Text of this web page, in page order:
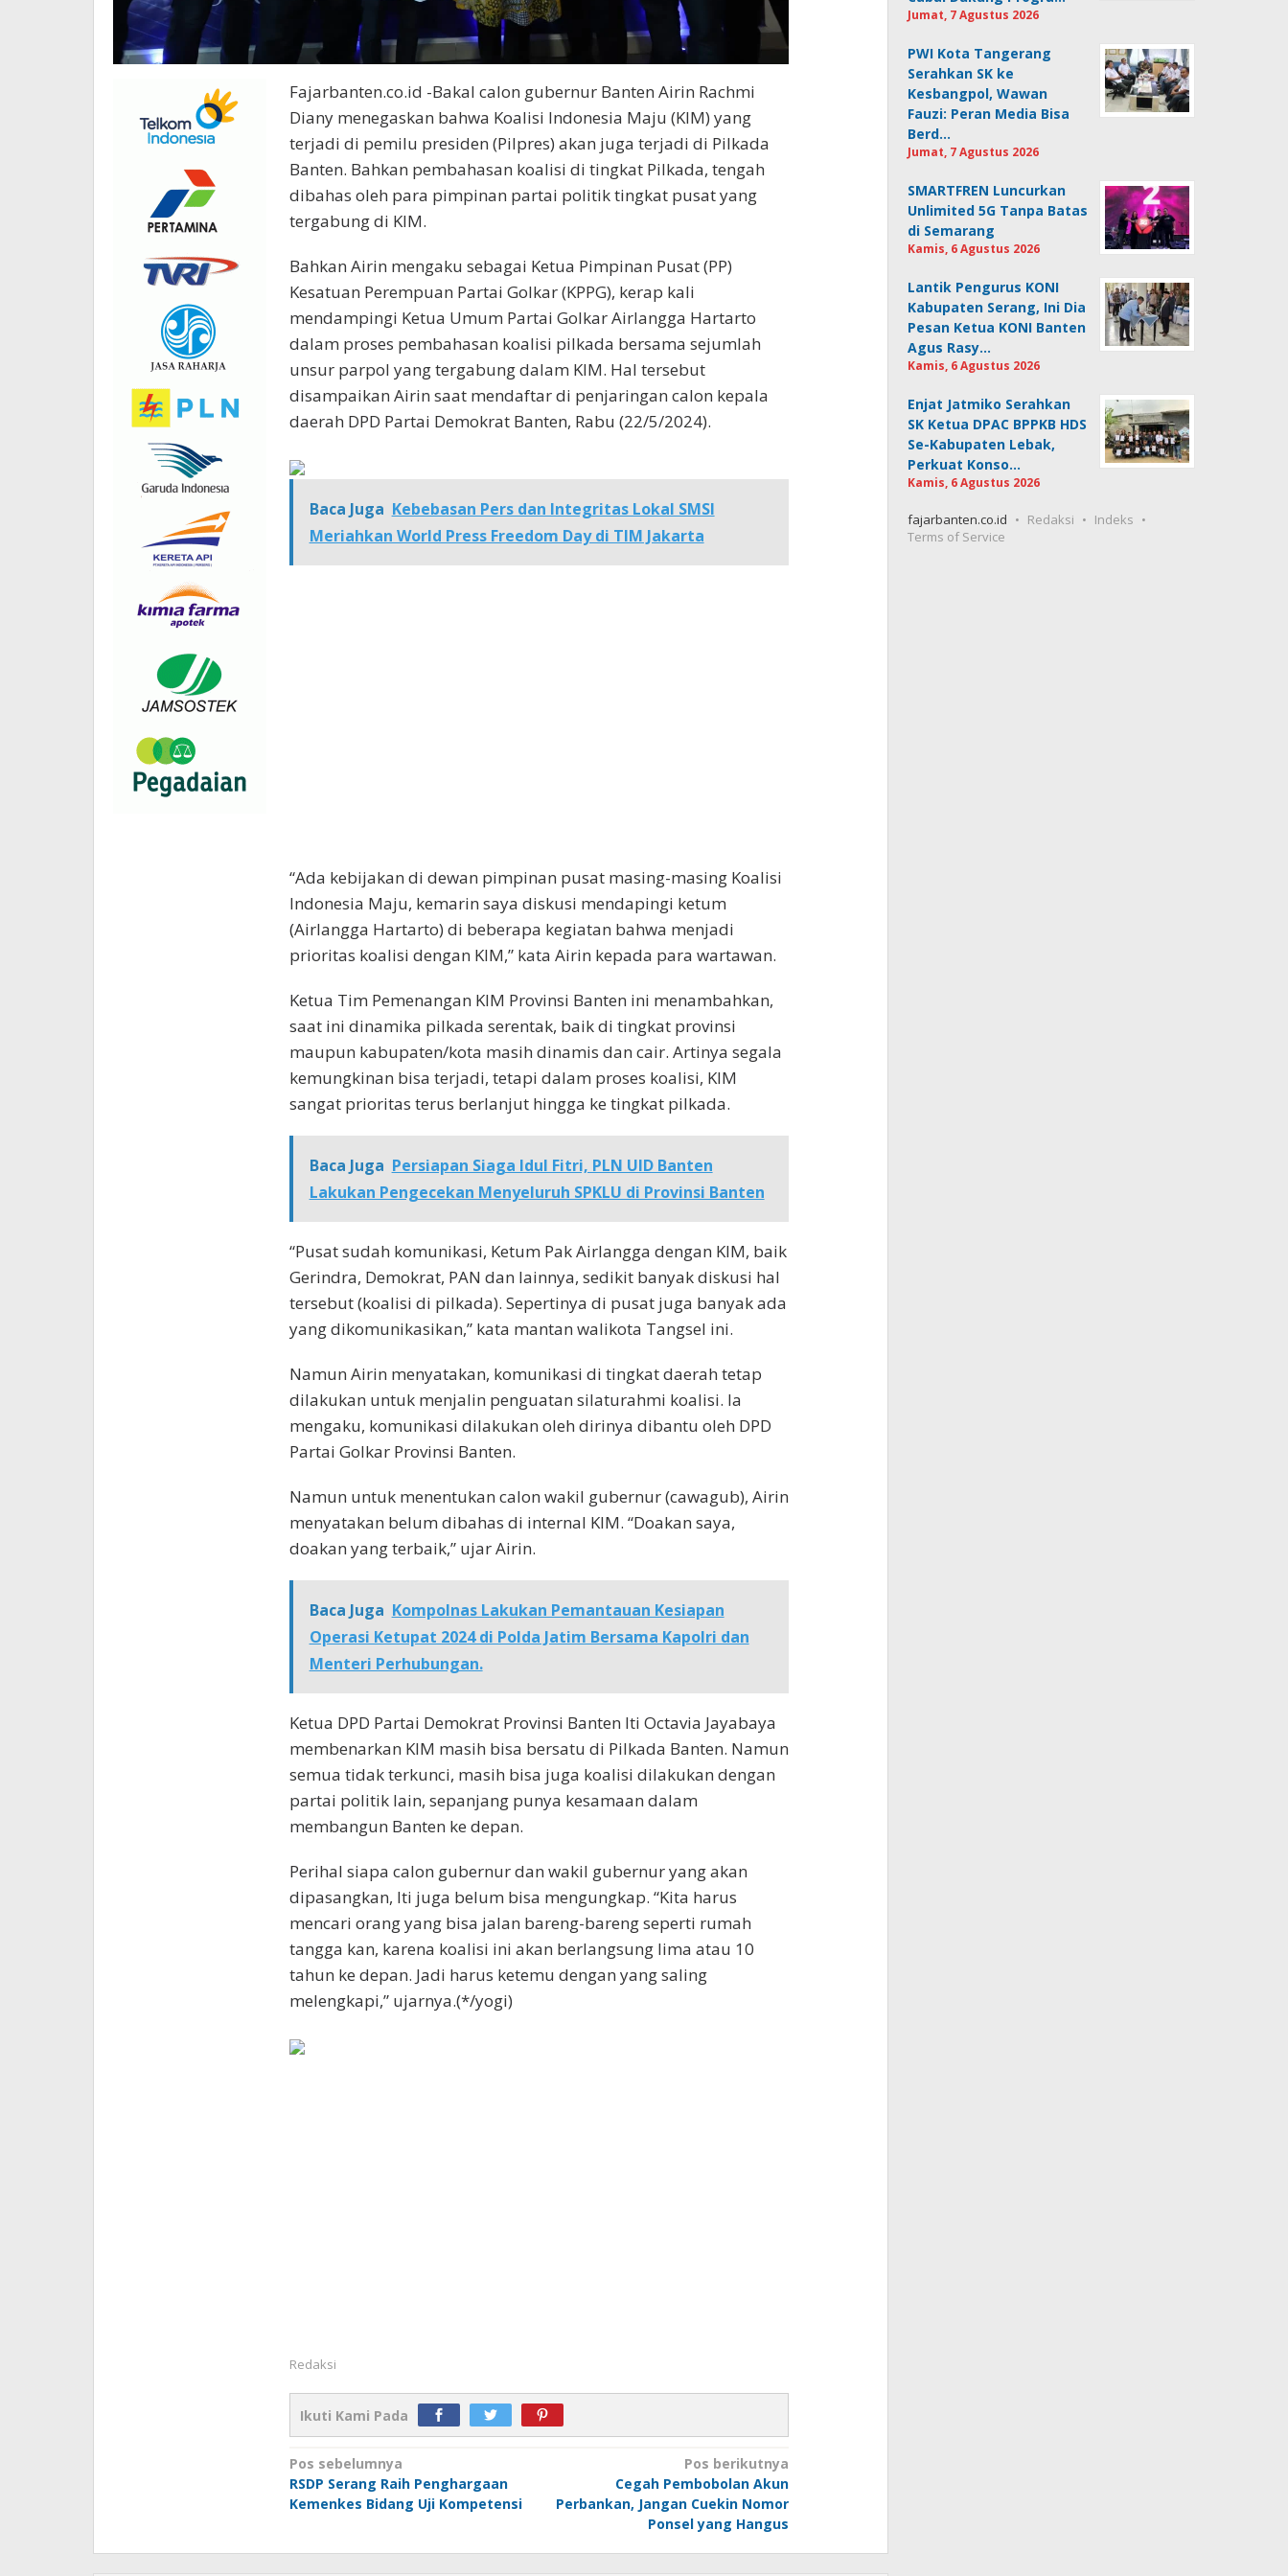
Fajarbanten.co.id -Bakal calon gubernur Banten Airin Rachmi
Diany menegaskan bahwa Koalisi Indonesia Maju (KIM) yang
terjadi di pemilu presiden (Pilpres) akan juga terjadi di Pilkada
Banten. Bahkan pembahasan koalisi di tingkat Pilkada, tengah
dibahas oleh para pimpinan partai politik tingkat pusat yang
tergabung di KIM.
Bahkan Airin mengaku sebagai Ketua Pimpinan Pusat (PP)
Kesatuan Perempuan Partai Golkar (KPPG), kerap kali
mendampingi Ketua Umum Partai Golkar Airlangga Hartarto
dalam proses pembahasan koalisi pilkada bersama sejumlah
unsur parpol yang tergabung dalam KIM. Hal tersebut
disampaikan Airin saat mendaftar di penjaringan calon kepala
daerah DPD Partai Demokrat Banten, Rabu (22/5/2024).
Baca Juga Kebebasan Pers dan Integritas Lokal SMSI
Meriahkan World Press Freedom Day di TIM Jakarta
“Ada kebijakan di dewan pimpinan pusat masing-masing Koalisi
Indonesia Maju, kemarin saya diskusi mendapingi ketum
(Airlangga Hartarto) di beberapa kegiatan bahwa menjadi
prioritas koalisi dengan KIM,” kata Airin kepada para wartawan.
Ketua Tim Pemenangan KIM Provinsi Banten ini menambahkan,
saat ini dinamika pilkada serentak, baik di tingkat provinsi
maupun kabupaten/kota masih dinamis dan cair. Artinya segala
kemungkinan bisa terjadi, tetapi dalam proses koalisi, KIM
sangat prioritas terus berlanjut hingga ke tingkat pilkada.
Baca Juga Persiapan Siaga Idul Fitri, PLN UID Banten
Lakukan Pengecekan Menyeluruh SPKLU di Provinsi Banten
“Pusat sudah komunikasi, Ketum Pak Airlangga dengan KIM, baik
Gerindra, Demokrat, PAN dan lainnya, sedikit banyak diskusi hal
tersebut (koalisi di pilkada). Sepertinya di pusat juga banyak ada
yang dikomunikasikan,” kata mantan walikota Tangsel ini.
Namun Airin menyatakan, komunikasi di tingkat daerah tetap
dilakukan untuk menjalin penguatan silaturahmi koalisi. Ia
mengaku, komunikasi dilakukan oleh dirinya dibantu oleh DPD
Partai Golkar Provinsi Banten.
Namun untuk menentukan calon wakil gubernur (cawagub), Airin
menyatakan belum dibahas di internal KIM. “Doakan saya,
doakan yang terbaik,” ujar Airin.
Baca Juga Kompolnas Lakukan Pemantauan Kesiapan
Operasi Ketupat 2024 di Polda Jatim Bersama Kapolri dan
Menteri Perhubungan.
Ketua DPD Partai Demokrat Provinsi Banten Iti Octavia Jayabaya
membenarkan KIM masih bisa bersatu di Pilkada Banten. Namun
semua tidak terkunci, masih bisa juga koalisi dilakukan dengan
partai politik lain, sepanjang punya kesamaan dalam
membangun Banten ke depan.
Perihal siapa calon gubernur dan wakil gubernur yang akan
dipasangkan, Iti juga belum bisa mengungkap. “Kita harus
mencari orang yang bisa jalan bareng-bareng seperti rumah
tangga kan, karena koalisi ini akan berlangsung lima atau 10
tahun ke depan. Jadi harus ketemu dengan yang saling
melengkapi,” ujarnya.(*/yogi)
Redaksi
Ikuti Kami Pada
Navigasi
pos
Pos sebelumnya
RSDP Serang Raih Penghargaan
Kemenkes Bidang Uji Kompetensi
Pos berikutnya
Cegah Pembobolan Akun
Perbankan, Jangan Cuekin Nomor
Ponsel yang Hangus
Jumat, 7 Agustus 2026
PWI Kota Tangerang
Serahkan SK ke
Kesbangpol, Wawan
Fauzi: Peran Media Bisa
Berd…
Jumat, 7 Agustus 2026
SMARTFREN Luncurkan
Unlimited 5G Tanpa Batas
di Semarang
Kamis, 6 Agustus 2026
Lantik Pengurus KONI
Kabupaten Serang, Ini Dia
Pesan Ketua KONI Banten
Agus Rasy…
Kamis, 6 Agustus 2026
Enjat Jatmiko Serahkan
SK Ketua DPAC BPPKB HDS
Se-Kabupaten Lebak,
Perkuat Konso…
Kamis, 6 Agustus 2026
fajarbanten.co.id Redaksi
Indeks
Terms of Service